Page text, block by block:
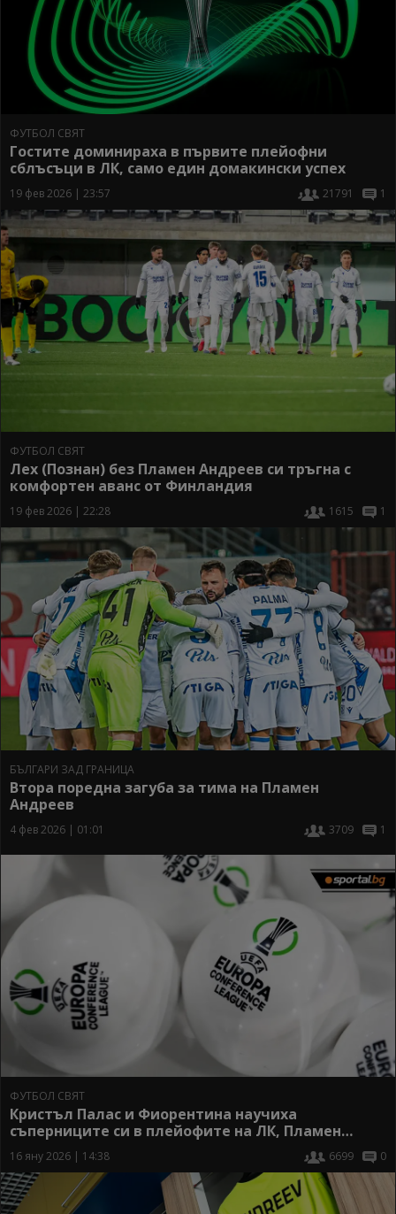
ФУТБОЛ СВЯТ
Гостите доминираха в първите плейофни
сблъсъци в ЛК, само един домакински успех
19 фев 2026 | 23:57 21791 1
ФУТБОЛ СВЯТ
Лех (Познан) без Пламен Андреев си тръгна с
комфортен аванс от Финландия
19 фев 2026 | 22:28 1615 1
БЪЛГАРИ ЗАД ГРАНИЦА
Втора поредна загуба за тима на Пламен
Андреев
4 фев 2026 | 01:01 3709 1
ФУТБОЛ СВЯТ
Кристъл Палас и Фиорентина научиха
съперниците си в плейофите на ЛК, Пламен
Андреев и Лех ще пътуват до Финландия
16 яну 2026 | 14:38 6699 0